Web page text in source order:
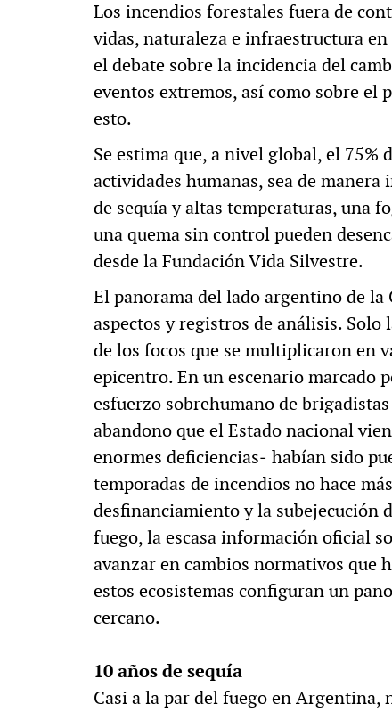
Los incendios forestales fuera de
vidas, naturaleza e infraestructura
el debate sobre la incidencia del
eventos extremos, así como sobre el
esto.
Se estima que, a nivel global, el 75%
actividades humanas, sea de
de sequía y altas temperaturas, una
una quema sin control pueden
desde la Fundación Vida Silvestre.
El panorama del lado argentino de la
aspectos y registros de análisis.
de los focos que se multiplicaron en
epicentro. En un escenario marcado
esfuerzo sobrehumano de
abandono que el Estado nacional
enormes deficiencias‒ habían sido
temporadas de incendios no hace
desfinanciamiento y la subejecución
fuego, la escasa información oficial
avanzar en cambios normativos que
estos ecosistemas configuran un
cercano.
10 años de sequía
Casi a la par del fuego en Argentina,